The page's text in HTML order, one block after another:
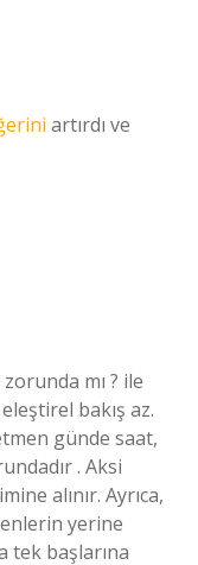
artırdı ve
mı ? ile
bakış az.
günde saat,
. Aksi
alınır. Ayrıca,
yerine
tek başlarına